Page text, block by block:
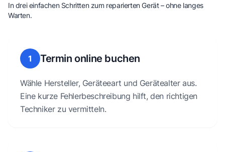
In drei einfachen Schritten zum reparierten Gerät – ohne langes
Warten.
1 Termin online buchen
Wähle Hersteller, Geräteeart und Gerätealter aus.
Eine kurze Fehlerbeschreibung hilft, den richtigen
Techniker zu vermitteln.